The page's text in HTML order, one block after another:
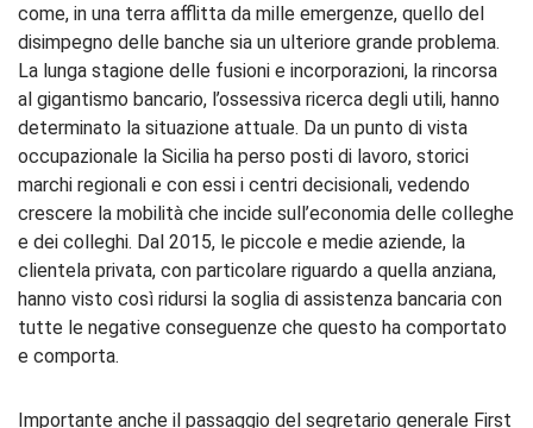
come, in una terra afflitta da mille emergenze, quello del
disimpegno delle banche sia un ulteriore grande problema.
La lunga stagione delle fusioni e incorporazioni, la rincorsa
al gigantismo bancario, l’ossessiva ricerca degli utili, hanno
determinato la situazione attuale. Da un punto di vista
occupazionale la Sicilia ha perso posti di lavoro, storici
marchi regionali e con essi i centri decisionali, vedendo
crescere la mobilità che incide sull’economia delle colleghe
e dei colleghi. Dal 2015, le piccole e medie aziende, la
clientela privata, con particolare riguardo a quella anziana,
hanno visto così ridursi la soglia di assistenza bancaria con
tutte le negative conseguenze che questo ha comportato
e comporta.
Importante anche il passaggio del segretario generale First